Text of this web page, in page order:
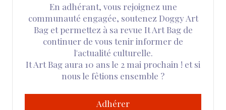
En adhérant, vous rejoignez une
communauté engagée, soutenez Doggy Art
Bag et permettez à sa revue It Art Bag de
continuer de vous tenir informer de
l'actualité culturelle.
It Art Bag aura 10 ans le 2 mai prochain ! et si
nous le fêtions ensemble ?
Adhérer